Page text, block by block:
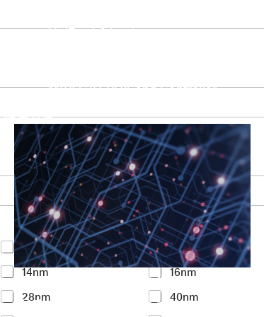
UniPro 1.6 host
MIPI C/D PHY and Controller
解决方案
Accelerate Innovative
M31’s vision is to be the most
Y
o
u
r
I
n
<7nm 7nm
14nm
16nm
28nm
40nm